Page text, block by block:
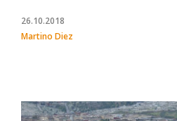
26.10.2018
Martino Diez